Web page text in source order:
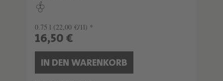
0.75 l (22,00 €/1l) *
16,50 €
IN DEN WARENKORB